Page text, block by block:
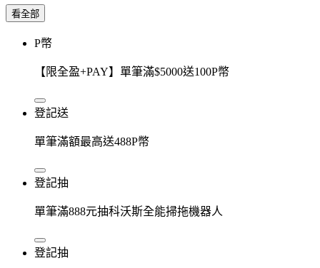
看全部
P幣
【限全盈+PAY】單筆滿$5000送100P幣
登記送
單筆滿額最高送488P幣
登記抽
單筆滿888元抽科沃斯全能掃拖機器人
登記抽